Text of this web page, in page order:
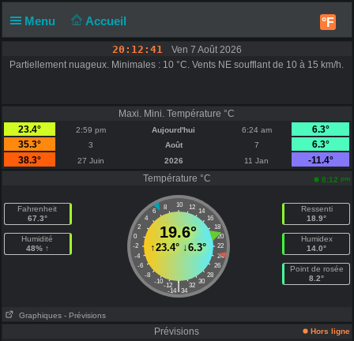
Menu Accueil °F
20:12:41
Ven 7 Août 2026
Partiellement nuageux. Minimales : 10 °C. Vents NE soufflant de 10 à 15 km/h.
Maxi. Mini. Température °C
23.4°
2:59 pm Aujourd'hui 6:24 am
6.3°
35.3°
3 Août 7
6.3°
38.3°
27 Juin 2026 11 Jan
-11.4°
Température °C
8:12 pm
Fahrenheit
67.3°
Humidité
48% ↑
10
8 12
6
14
4
16
2
18
0
20
-2
22
-4
24
-6
26
-8
28
-10
30
-12 32
|
-14 34
19.6°
↑23.4° ↓6.3°
Ressenti
18.9°
Humidex
14.0°
Point de rosée
8.2°
Graphiques - Prévisions
Prévisions
Hors ligne